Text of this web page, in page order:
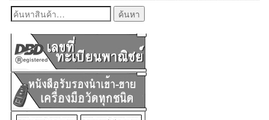
ค้นหา: